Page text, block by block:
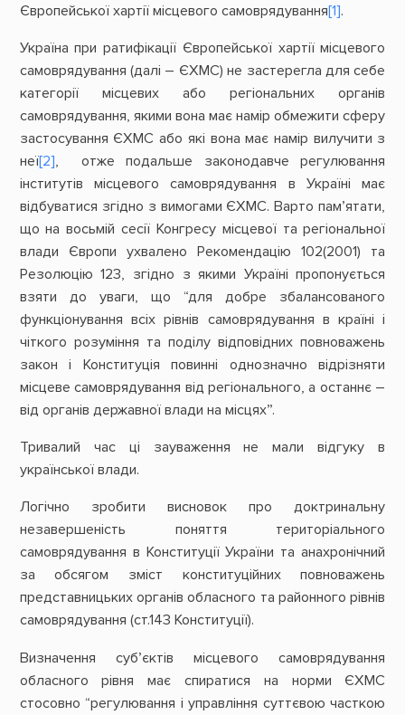
Європейської хартії місцевого самоврядування[1].
Україна при ратифікації Європейської хартії місцевого
самоврядування (далі – ЄХМС) не застерегла для себе
категорії місцевих або регіональних органів
самоврядування, якими вона має намір обмежити сферу
застосування ЄХМС або які вона має намір вилучити з
неї[2], отже подальше законодавче регулювання
інститутів місцевого самоврядування в Україні має
відбуватися згідно з вимогами ЄХМС. Варто пам’ятати,
що на восьмій сесії Конгресу місцевої та регіональної
влади Європи ухвалено Рекомендацію 102(2001) та
Резолюцію 123, згідно з якими Україні пропонується
взяти до уваги, що “для добре збалансованого
функціонування всіх рівнів самоврядування в країні і
чіткого розуміння та поділу відповідних повноважень
закон і Конституція повинні однозначно відрізняти
місцеве самоврядування від регіонального, а останнє –
від органів державної влади на місцях”.
Тривалий час ці зауваження не мали відгуку в
української влади.
Логічно зробити висновок про доктринальну
незавершеність поняття територіального
самоврядування в Конституції України та анахронічний
за обсягом зміст конституційних повноважень
представницьких органів обласного та районного рівнів
самоврядування (ст.143 Конституції).
Визначення суб’єктів місцевого самоврядування
обласного рівня має спиратися на норми ЄХМС
стосовно “регулювання і управління суттєвою часткою